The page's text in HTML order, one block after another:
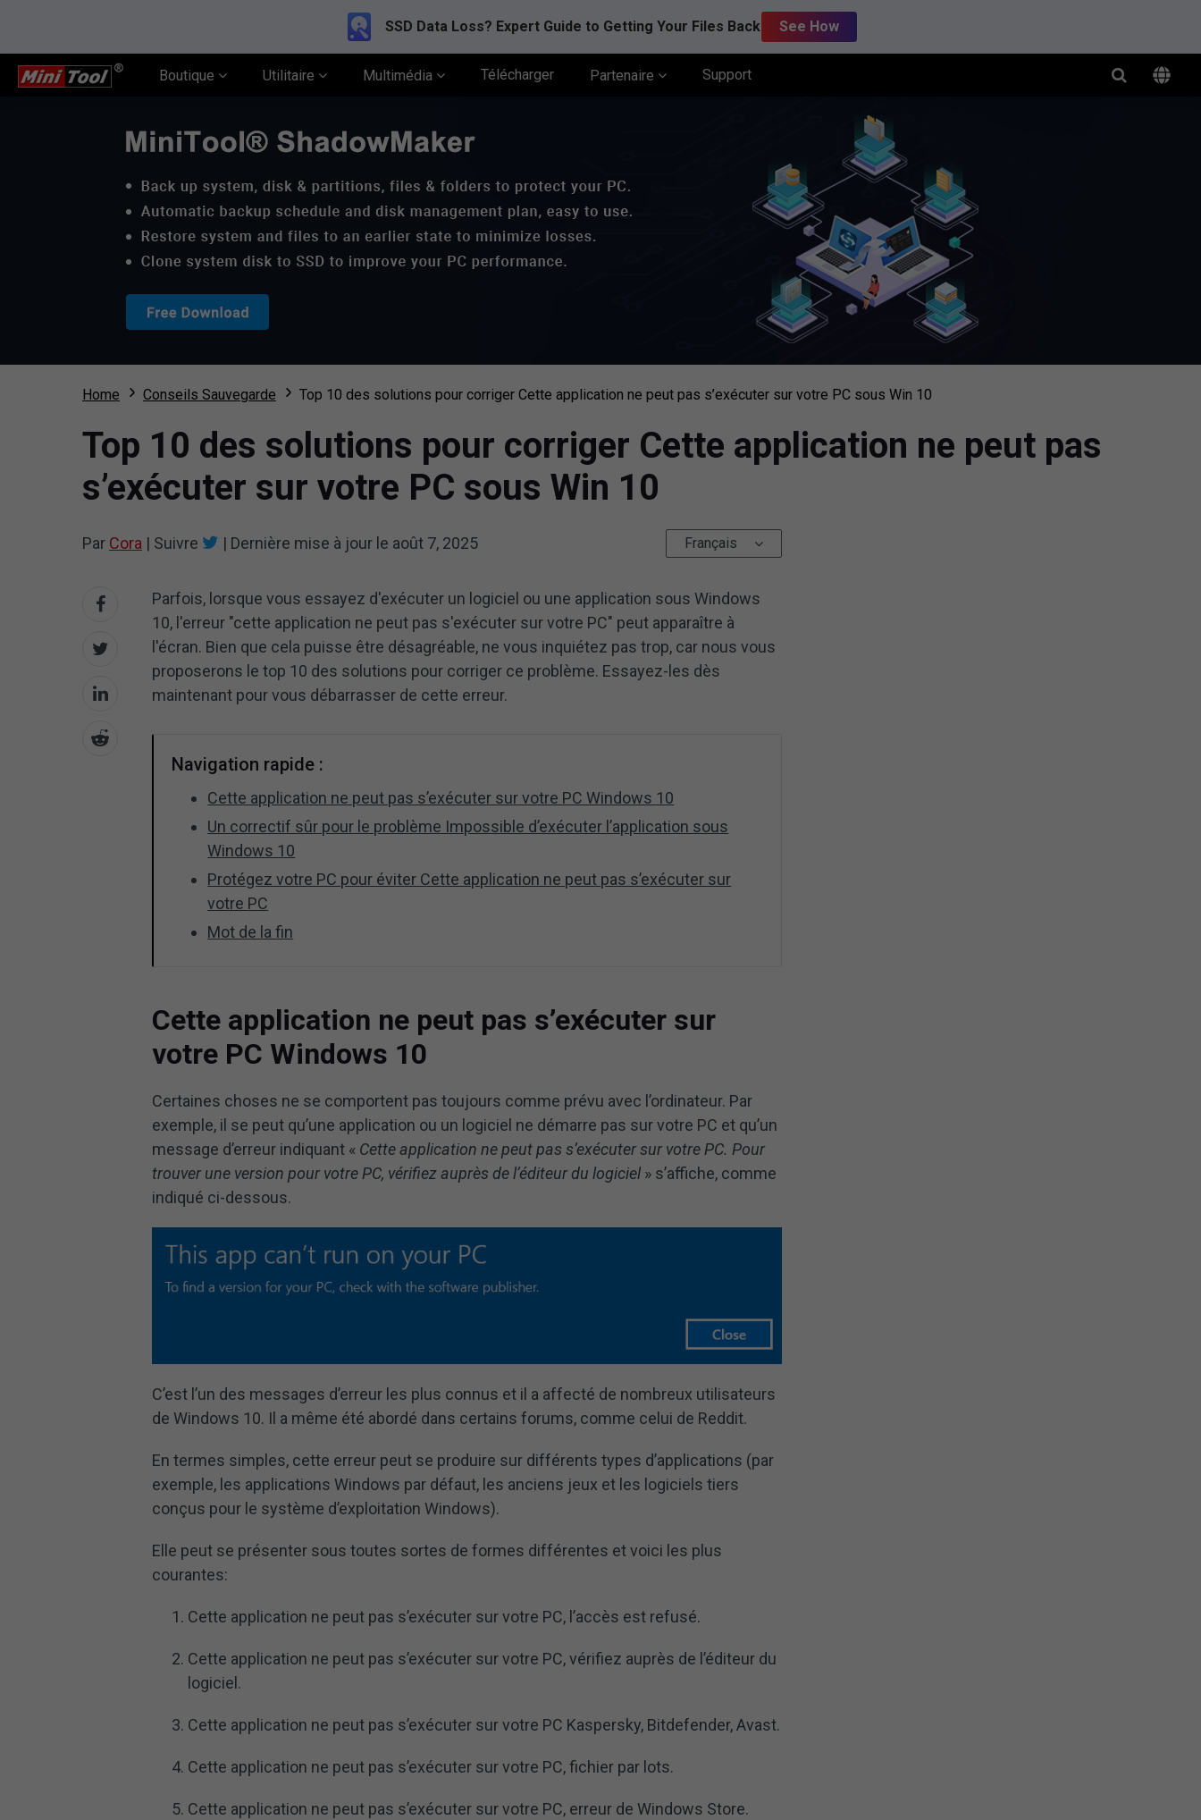
SSD Data Loss? Expert Guide to Getting Your Files Back See How
Boutique Utilitaire Multimédia Télécharger Partenaire Support
Home Conseils Sauvegarde Top 10 des solutions pour corriger Cette application ne peut pas s’exécuter sur votre PC sous Win 10
Top 10 des solutions pour corriger Cette application ne peut pas
s’exécuter sur votre PC sous Win 10
Par Cora | Suivre | Dernière mise à jour le août 7, 2025 Français
Parfois, lorsque vous essayez d'exécuter un logiciel ou une application sous Windows
10, l'erreur "cette application ne peut pas s'exécuter sur votre PC" peut apparaître à
l'écran. Bien que cela puisse être désagréable, ne vous inquiétez pas trop, car nous vous
proposerons le top 10 des solutions pour corriger ce problème. Essayez-les dès
maintenant pour vous débarrasser de cette erreur.
Navigation rapide :
Cette application ne peut pas s’exécuter sur votre PC Windows 10
Un correctif sûr pour le problème Impossible d’exécuter l’application sous
Windows 10
Protégez votre PC pour éviter Cette application ne peut pas s’exécuter sur
votre PC
Mot de la fin
Cette application ne peut pas s’exécuter sur
votre PC Windows 10
Certaines choses ne se comportent pas toujours comme prévu avec l’ordinateur. Par
exemple, il se peut qu’une application ou un logiciel ne démarre pas sur votre PC et qu’un
message d’erreur indiquant « Cette application ne peut pas s’exécuter sur votre PC. Pour
trouver une version pour votre PC, vérifiez auprès de l’éditeur du logiciel » s’affiche, comme
indiqué ci-dessous.
C’est l’un des messages d’erreur les plus connus et il a affecté de nombreux utilisateurs
de Windows 10. Il a même été abordé dans certains forums, comme celui de Reddit.
En termes simples, cette erreur peut se produire sur différents types d’applications (par
exemple, les applications Windows par défaut, les anciens jeux et les logiciels tiers
conçus pour le système d’exploitation Windows).
Elle peut se présenter sous toutes sortes de formes différentes et voici les plus
courantes:
Cette application ne peut pas s’exécuter sur votre PC, l’accès est refusé.
Cette application ne peut pas s’exécuter sur votre PC, vérifiez auprès de l’éditeur du
logiciel.
Cette application ne peut pas s’exécuter sur votre PC Kaspersky, Bitdefender, Avast.
Cette application ne peut pas s’exécuter sur votre PC, fichier par lots.
Cette application ne peut pas s’exécuter sur votre PC, erreur de Windows Store.